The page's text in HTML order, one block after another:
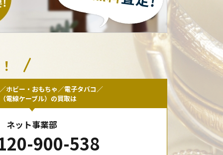
ホビー・おもちゃ／電子タバコ／
電線ケーブル）の買取は
ネット事業部
900-538